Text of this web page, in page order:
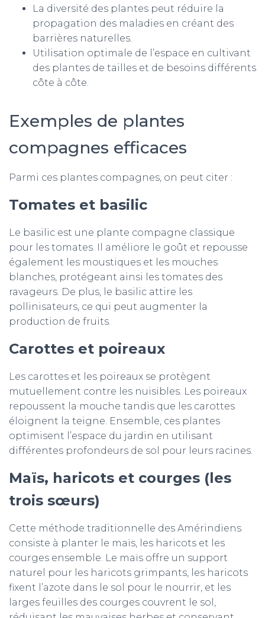
La diversité des plantes peut réduire la
propagation des maladies en créant des
barrières naturelles.
Utilisation optimale de l’espace en cultivant
des plantes de tailles et de besoins différents
côte à côte.
Exemples de plantes
compagnes efficaces
Parmi ces plantes compagnes, on peut citer :
Tomates et basilic
Le basilic est une plante compagne classique
pour les tomates. Il améliore le goût et repousse
également les moustiques et les mouches
blanches, protégeant ainsi les tomates des
ravageurs. De plus, le basilic attire les
pollinisateurs, ce qui peut augmenter la
production de fruits.
Carottes et poireaux
Les carottes et les poireaux se protègent
mutuellement contre les nuisibles. Les poireaux
repoussent la mouche tandis que les carottes
éloignent la teigne. Ensemble, ces plantes
optimisent l’espace du jardin en utilisant
différentes profondeurs de sol pour leurs racines.
Maïs, haricots et courges (les
trois sœurs)
Cette méthode traditionnelle des Amérindiens
consiste à planter le maïs, les haricots et les
courges ensemble. Le maïs offre un support
naturel pour les haricots grimpants, les haricots
fixent l’azote dans le sol pour le nourrir, et les
larges feuilles des courges couvrent le sol,